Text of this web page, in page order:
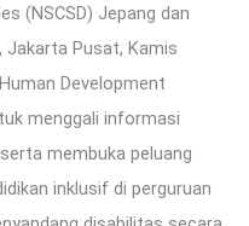
(NSCSD) Jepang dan
Jakarta Pusat, Kamis
Development
menggali informasi
membuka peluang
inklusif di perguruan